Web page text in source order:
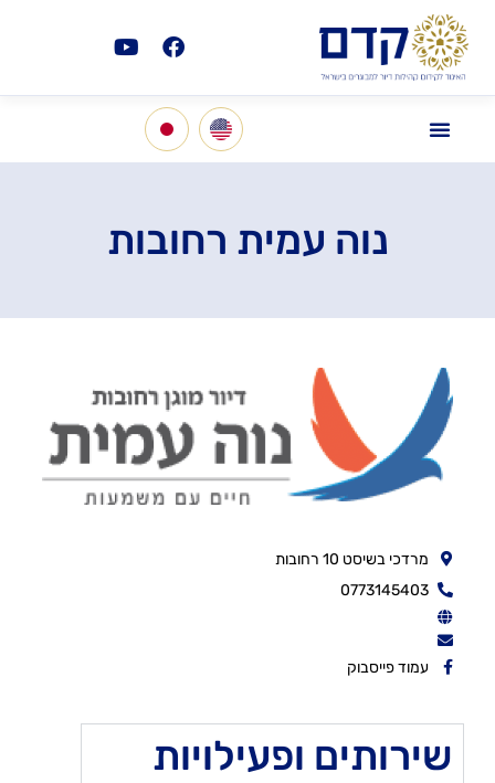
נוה עמית רחובות
מרדכי בשיסט 10 רחובות
0773145403
עמוד פייסבוק
שירותים ופעילויות